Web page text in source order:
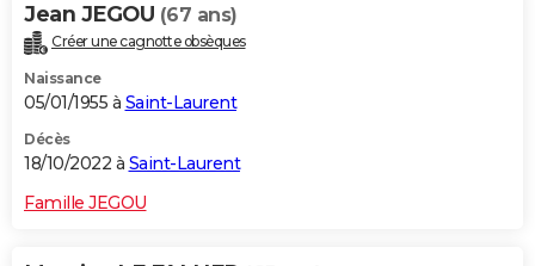
Jean JEGOU (67 ans)
Créer une cagnotte obsèques
Naissance
05/01/1955 à Saint-Laurent
Décès
18/10/2022 à Saint-Laurent
Famille JEGOU